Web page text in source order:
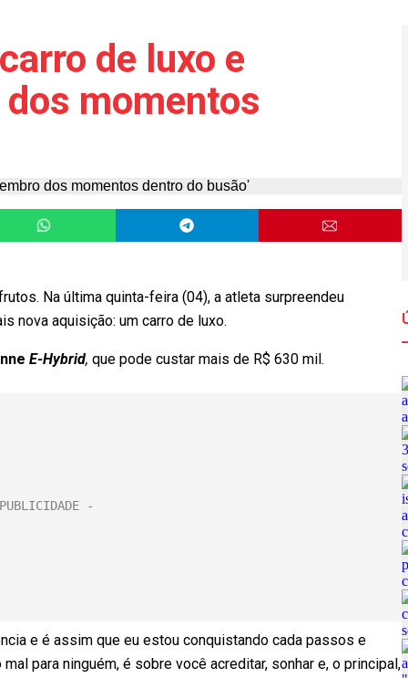
de luxo e
dos momentos
Na última quinta-feira (04), a atleta surpreendeu
nova aquisição: um carro de luxo.
E-Hybrid, que pode custar mais de R$ 630 mil.
e é assim que eu estou conquistando cada passos e
para ninguém, é sobre você acreditar, sonhar e, o principal,